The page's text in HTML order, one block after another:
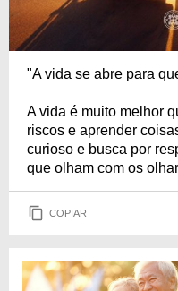
"A vida se abre para
A vida é muito melhor
riscos e aprender
curioso e busca por
que olham com os
COPIAR